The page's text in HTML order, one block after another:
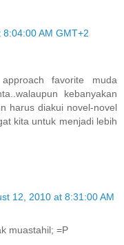
AM GMT+2
favorite muda
kebanyakan
harus diakui novel-novel
kita untuk menjadi lebih
12, 2010 at 8:31:00 AM
muastahil; =P